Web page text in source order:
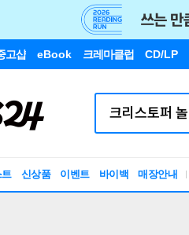
고샵 eBook 크레마클럽 CD/LP
신상품 이벤트 바이백 매장안내